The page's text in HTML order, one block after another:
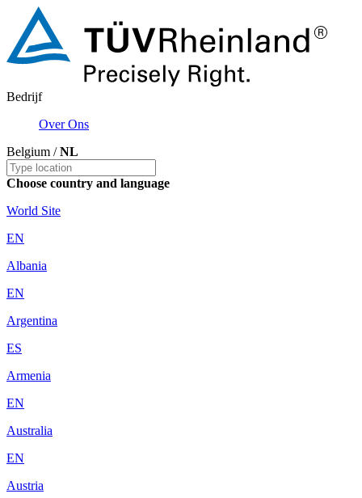
Bedrijf
Over Ons
Belgium /NL
Choose country and language
World Site
EN
Albania
EN
Argentina
ES
Armenia
EN
Australia
EN
Austria